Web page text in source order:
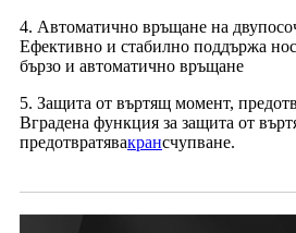
4. Автоматично връщане на
Ефективно и стабилно поддържа
бързо и автоматично връщане
5. Защита от въртящ момент,
Вградена функция за защита от
предотвратявакрансчупване.